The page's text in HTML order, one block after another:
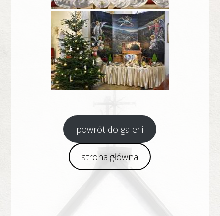
powrót do galerii
strona główna